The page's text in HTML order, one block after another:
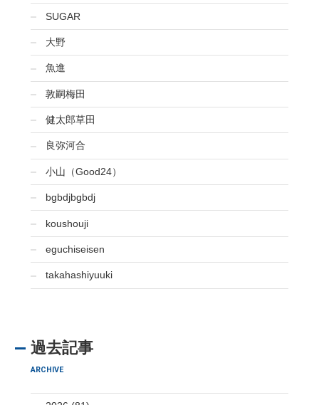
SUGAR
大野
魚進
敦嗣梅田
健太郎草田
良弥河合
小山（Good24）
bgbdjbgbdj
koushouji
eguchiseisen
takahashiyuuki
過去記事
ARCHIVE